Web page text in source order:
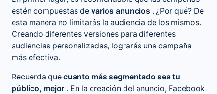
estén compuestas de varios anuncios . ¿Por qué? De
esta manera no limitarás la audiencia de los mismos.
Creando diferentes versiones para diferentes
audiencias personalizadas, lograrás una campaña
más efectiva.
Recuerda que cuanto más segmentado sea tu
público, mejor . En la creación del anuncio, Facebook